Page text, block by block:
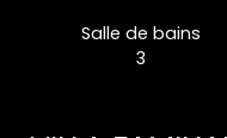
Salle de bains
3